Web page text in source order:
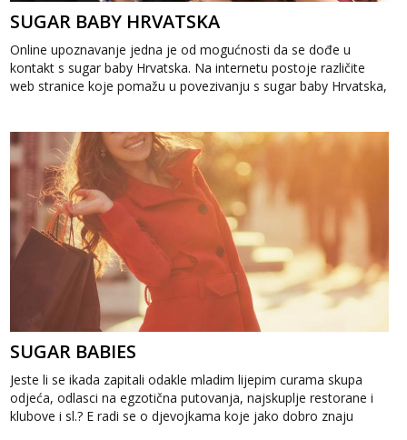
SUGAR BABY HRVATSKA
Online upoznavanje jedna je od mogućnosti da se dođe u
kontakt s sugar baby Hrvatska. Na internetu postoje različite
web stranice koje pomažu u povezivanju s sugar baby Hrvatska,
SUGAR BABIES
Jeste li se ikada zapitali odakle mladim lijepim curama skupa
odjeća, odlasci na egzotična putovanja, najskuplje restorane i
klubove i sl.? E radi se o djevojkama koje jako dobro znaju